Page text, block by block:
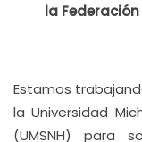
la Federación
Estamos
la Universidad
(UMSNH) para